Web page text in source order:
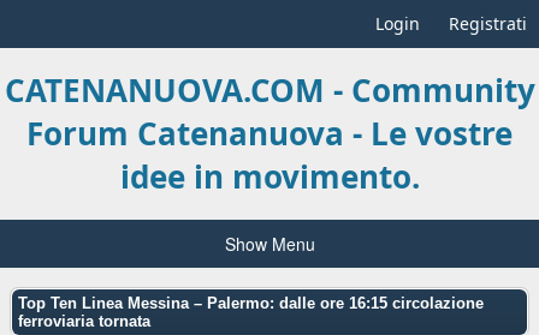
Login Registrati
CATENANUOVA.COM - Community
Forum Catenanuova - Le vostre
idee in movimento.
Show Menu
Top Ten Linea Messina – Palermo: dalle ore 16:15 circolazione
ferroviaria tornata